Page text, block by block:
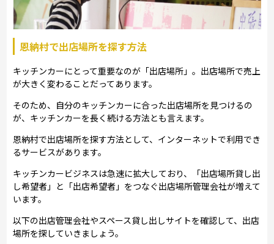
恩納村で出店場所を探す方法
キッチンカーにとって重要なのが「出店場所」。出店場所で売上
が大きく変わることだってあります。
そのため、自分のキッチンカーに合った出店場所を見つけるの
が、キッチンカーを長く続ける方法とも言えます。
恩納村で出店場所を探す方法として、インターネットで利用でき
るサービスがあります。
キッチンカービジネスは急速に拡大しており、「出店場所貸し出
し希望者」と「出店希望者」をつなぐ出店場所管理会社が増えて
います。
以下の出店管理会社やスペース貸し出しサイトを確認して、出店
場所を探していきましょう。